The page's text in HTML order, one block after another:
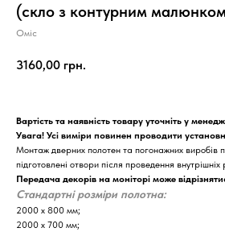
(скло з контурним
Оміс
3160,00 грн.
Вартість та наявність товару уточніть у
Увага! Усі виміри повинен проводити
Монтаж дверних полотен та погонажних виробів
підготовлені отвори після проведення внутрішніх
Передача декорів на моніторі може
Стандартні розміри полотна:
2000 х 800 мм;
2000 х 700 мм;